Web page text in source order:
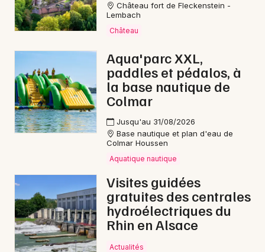
Château fort de Fleckenstein -
Lembach
Château
Aqua'parc XXL,
paddles et pédalos, à
la base nautique de
Colmar
Jusqu'au 31/08/2026
Base nautique et plan d'eau de
Colmar Houssen
Aquatique nautique
Visites guidées
gratuites des centrales
hydroélectriques du
Rhin en Alsace
Actualités